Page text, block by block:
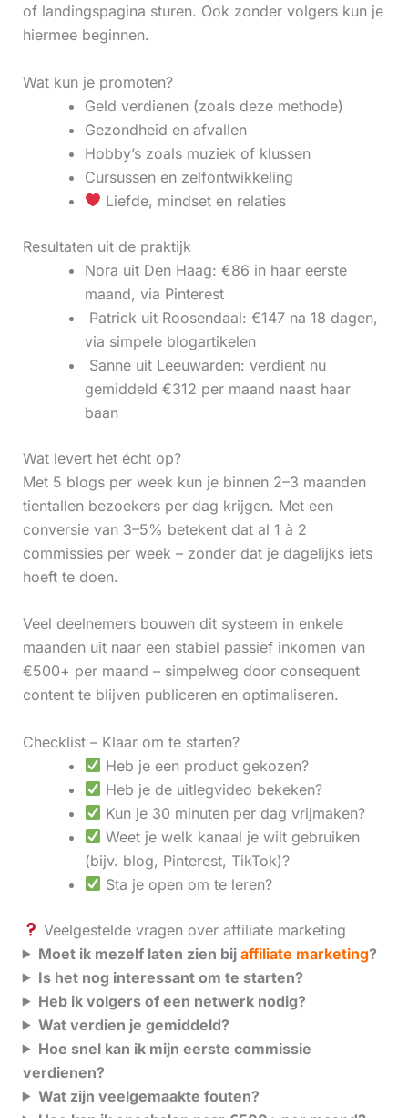
of landingspagina sturen. Ook zonder volgers kun je
hiermee beginnen.
Wat kun je promoten?
Geld verdienen (zoals deze methode)
Gezondheid en afvallen
Hobby’s zoals muziek of klussen
Cursussen en zelfontwikkeling
Liefde, mindset en relaties
Resultaten uit de praktijk
Nora uit Den Haag: €86 in haar eerste
maand, via Pinterest
‍ Patrick uit Roosendaal: €147 na 18 dagen,
via simpele blogartikelen
‍ Sanne uit Leeuwarden: verdient nu
gemiddeld €312 per maand naast haar
baan
Wat levert het écht op?
Met 5 blogs per week kun je binnen 2–3 maanden
tientallen bezoekers per dag krijgen. Met een
conversie van 3–5% betekent dat al 1 à 2
commissies per week – zonder dat je dagelijks iets
hoeft te doen.
Veel deelnemers bouwen dit systeem in enkele
maanden uit naar een stabiel passief inkomen van
€500+ per maand – simpelweg door consequent
content te blijven publiceren en optimaliseren.
Checklist – Klaar om te starten?
Heb je een product gekozen?
Heb je de uitlegvideo bekeken?
Kun je 30 minuten per dag vrijmaken?
Weet je welk kanaal je wilt gebruiken
(bijv. blog, Pinterest, TikTok)?
Sta je open om te leren?
Veelgestelde vragen over affiliate marketing
Moet ik mezelf laten zien bij affiliate marketing?
Is het nog interessant om te starten?
Heb ik volgers of een netwerk nodig?
Wat verdien je gemiddeld?
Hoe snel kan ik mijn eerste commissie
verdienen?
Wat zijn veelgemaakte fouten?